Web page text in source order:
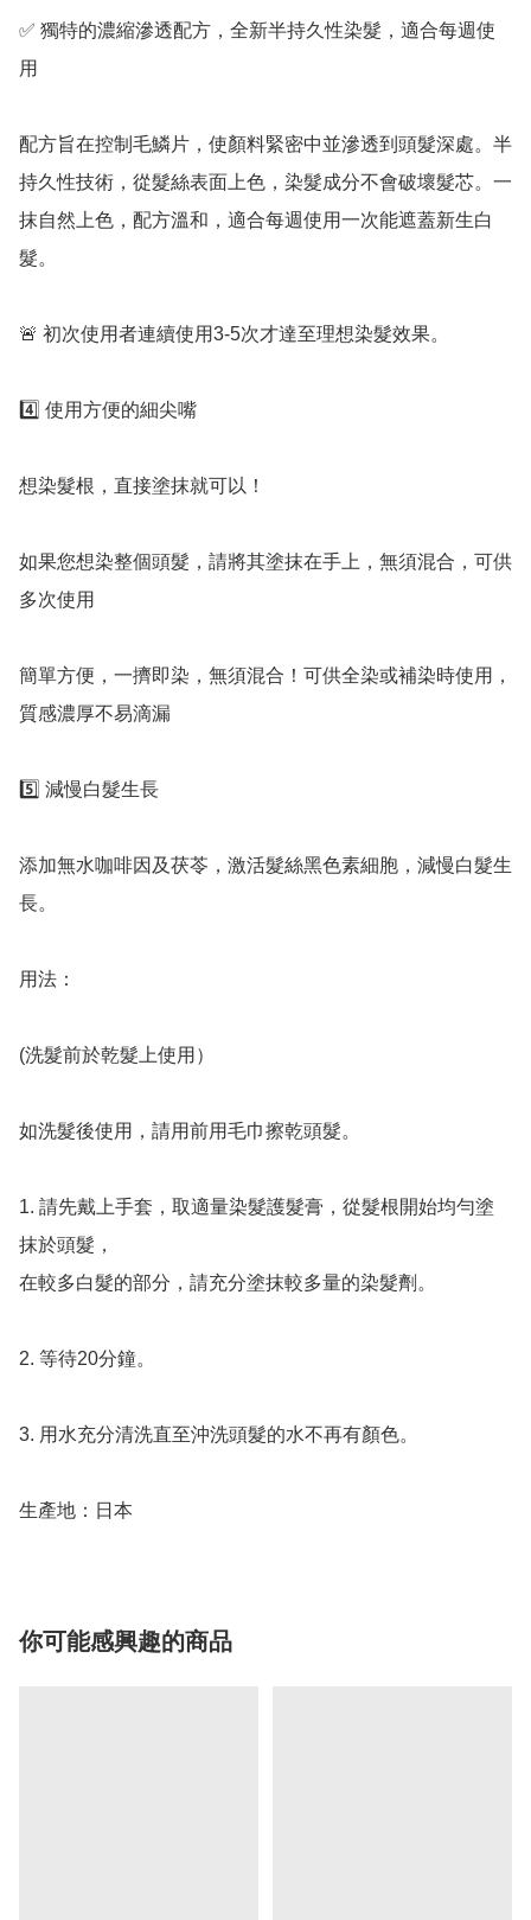
✅️ 獨特的濃縮滲透配方，全新半持久性染髮，適合每週使
用
配方旨在控制毛鱗片，使顏料緊密中並滲透到頭髮深處。半
持久性技術，從髮絲表面上色，染髮成分不會破壞髮芯。一
抹自然上色，配方溫和，適合每週使用一次能遮蓋新生白
髮。
🚨 初次使用者連續使用3-5次才達至理想染髮效果。
4️⃣ 使用方便的細尖嘴
想染髮根，直接塗抹就可以！
如果您想染整個頭髮，請將其塗抹在手上，無須混合，可供
多次使用
簡單方便，一擠即染，無須混合！可供全染或補染時使用，
質感濃厚不易滴漏
5️⃣ 減慢白髮生長
添加無水咖啡因及茯苓，激活髮絲黑色素細胞，減慢白髮生
長。
用法：
(洗髮前於乾髮上使用）
如洗髮後使用，請用前用毛巾擦乾頭髮。
1. 請先戴上手套，取適量染髮護髮膏，從髮根開始均勻塗
抹於頭髮，
在較多白髮的部分，請充分塗抹較多量的染髮劑。
2. 等待20分鐘。
3. 用水充分清洗直至沖洗頭髮的水不再有顏色。
生產地：日本
你可能感興趣的商品